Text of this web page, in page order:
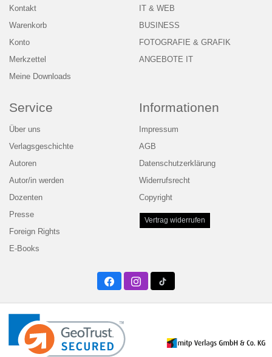
Kontakt
Warenkorb
Konto
Merkzettel
Meine Downloads
IT & WEB
BUSINESS
FOTOGRAFIE & GRAFIK
ANGEBOTE IT
Service
Über uns
Verlagsgeschichte
Autoren
Autor/in werden
Dozenten
Presse
Foreign Rights
E-Books
Informationen
Impressum
AGB
Datenschutzerklärung
Widerrufsrecht
Copyright
Vertrag widerrufen
FacebookInstagramTwitter